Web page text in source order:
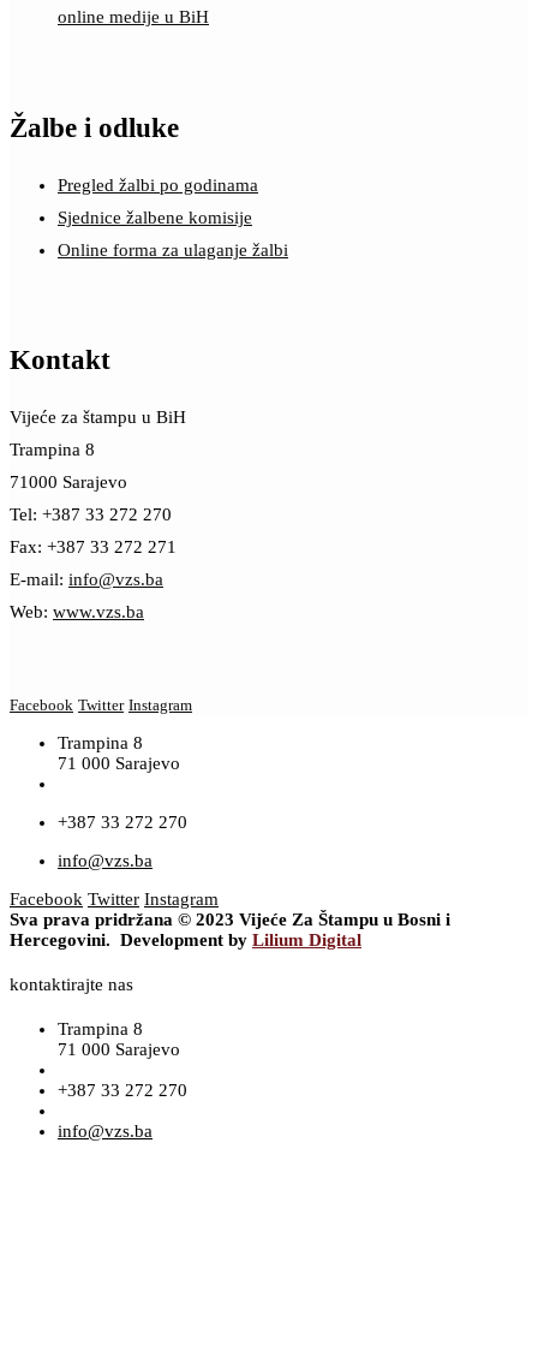
online medije u BiH
Žalbe i odluke
Pregled žalbi po godinama
Sjednice žalbene komisije
Online forma za ulaganje žalbi
Kontakt
Vijeće za štampu u BiH
Trampina 8
71000 Sarajevo
Tel: +387 33 272 270
Fax: +387 33 272 271
E-mail: info@vzs.ba
Web: www.vzs.ba
Facebook Twitter Instagram
Trampina 8
71 000 Sarajevo
+387 33 272 270
info@vzs.ba
Facebook Twitter Instagram
Sva prava pridržana © 2023 Vijeće Za Štampu u Bosni i
Hercegovini. Development by Lilium Digital
kontaktirajte nas
Trampina 8
71 000 Sarajevo
+387 33 272 270
info@vzs.ba